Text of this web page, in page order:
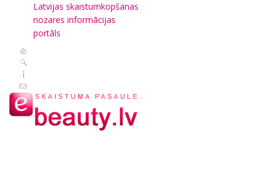
Latvijas skaistumkopšanas
nozares informācijas
portāls